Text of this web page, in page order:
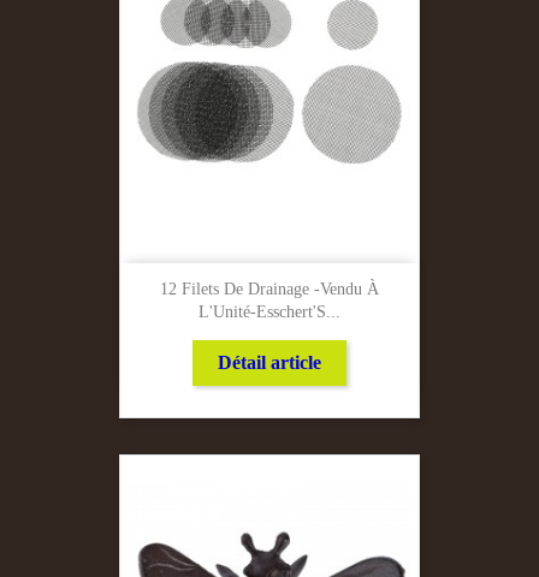
12 Filets De Drainage -Vendu À
L'Unité-Esschert'S...
Détail article